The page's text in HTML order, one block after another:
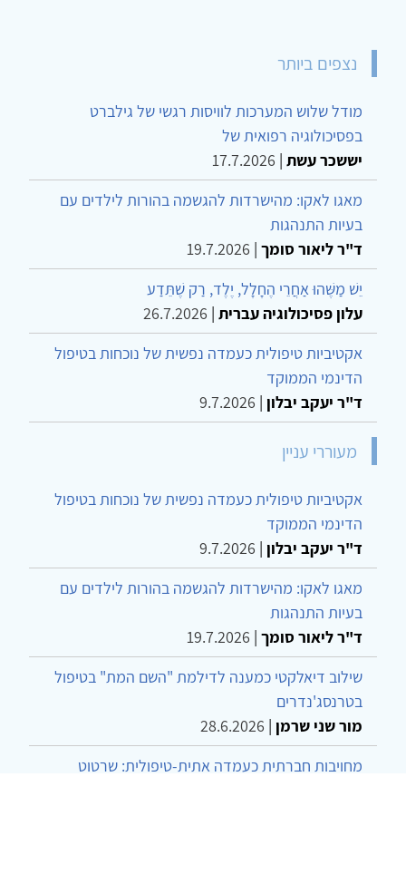
נצפים ביותר
מודל שלוש המערכות לוויסות רגשי של גילברט
בפסיכולוגיה רפואית של
יששכר עשת |
17.7.2026
מאגו לאקו: מהישרדות להגשמה בהורות לילדים עם
בעיות התנהגות
ד"ר ליאור סומך |
19.7.2026
יֵשׁ מַשֶּׁהוּ אַחֲרֵי הֶחָלָל, יֶלֶד, רַק שֶׁתֵּדַע
עלון פסיכולוגיה עברית |
26.7.2026
אקטיביות טיפולית כעמדה נפשית של נוכחות בטיפול
הדינמי הממוקד
ד"ר יעקב יבלון |
9.7.2026
מעוררי עניין
אקטיביות טיפולית כעמדה נפשית של נוכחות בטיפול
הדינמי הממוקד
ד"ר יעקב יבלון |
9.7.2026
מאגו לאקו: מהישרדות להגשמה בהורות לילדים עם
בעיות התנהגות
ד"ר ליאור סומך |
19.7.2026
שילוב דיאלקטי כמענה לדילמת "השם המת" בטיפול
בטרנסג'נדרים
מור שני שרמן |
28.6.2026
מחויבות חברתית כעמדה אתית-טיפולית: שרטוט